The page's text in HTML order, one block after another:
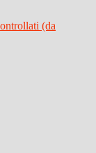
(da